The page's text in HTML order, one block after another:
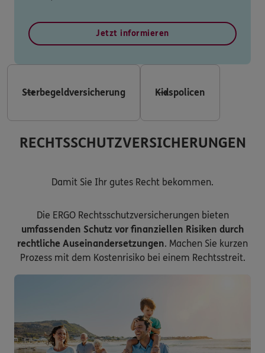
Jetzt informieren
Sterbegeldversicherung Kidspolicen
RECHTSSCHUTZVERSICHERUNGEN
Damit Sie Ihr gutes Recht bekommen.
Die ERGO Rechtsschutzversicherungen bieten
umfassenden Schutz vor finanziellen Risiken durch
rechtliche Auseinandersetzungen. Machen Sie kurzen
Prozess mit dem Kostenrisiko bei einem Rechtsstreit.